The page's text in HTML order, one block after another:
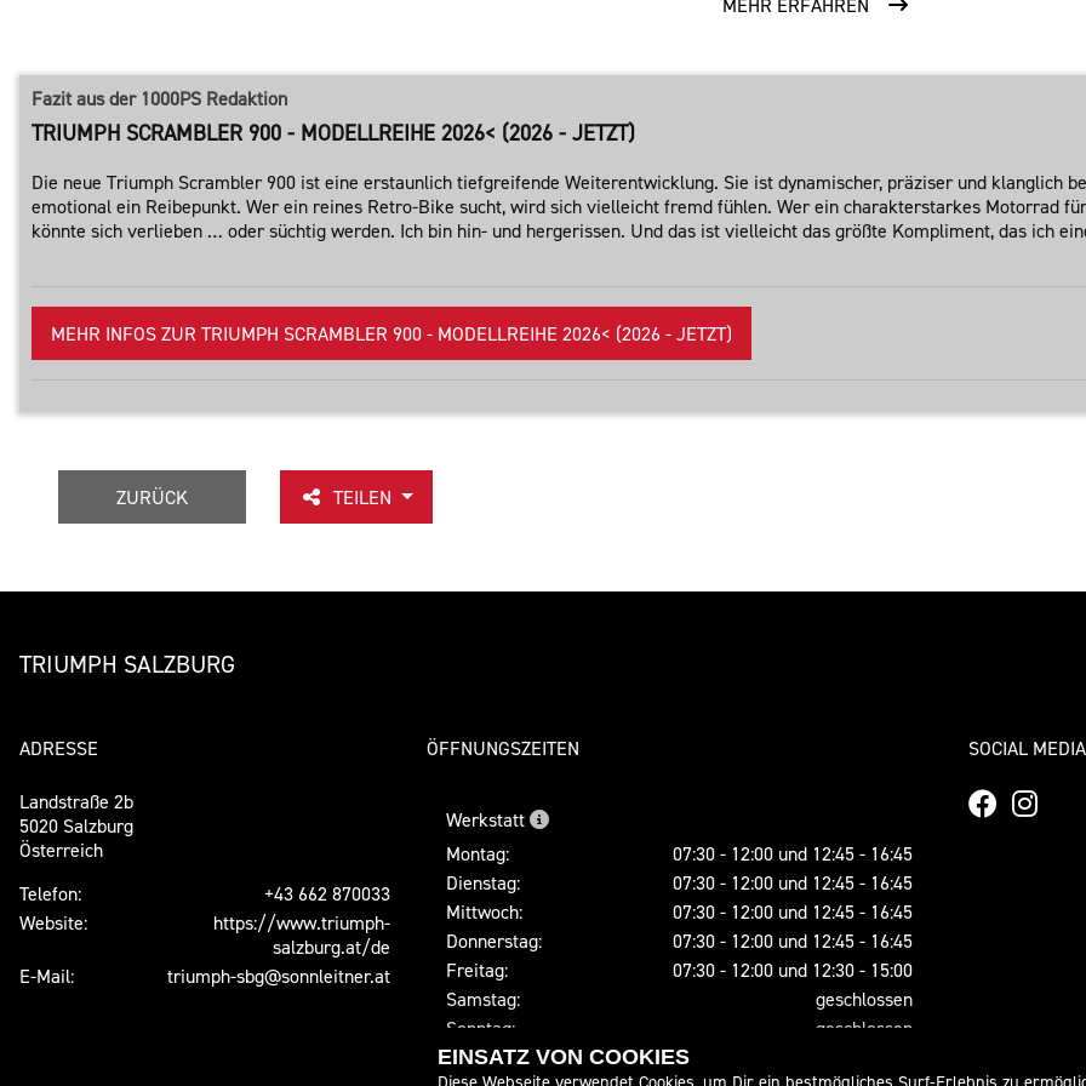
MEHR ERFAHREN
Fazit aus der 1000PS Redaktion
TRIUMPH SCRAMBLER 900 - MODELLREIHE 2026< (2026 - JETZT)
Die neue Triumph Scrambler 900 ist eine erstaunlich tiefgreifende Weiterentwicklung. Sie ist dynamischer, präziser und klanglich
emotional ein Reibepunkt. Wer ein reines Retro-Bike sucht, wird sich vielleicht fremd fühlen. Wer ein charakterstarkes Motorrad
könnte sich verlieben … oder süchtig werden. Ich bin hin- und hergerissen. Und das ist vielleicht das größte Kompliment, das ich
MEHR INFOS ZUR TRIUMPH SCRAMBLER 900 - MODELLREIHE 2026< (2026 - JETZT)
ZURÜCK TEILEN
TRIUMPH SALZBURG
ADRESSE
Landstraße 2b
5020 Salzburg
Österreich
Telefon:
+43 662 870033
Website:
https://www.triumph-
salzburg.at/de
E-Mail:
triumph-sbg@sonnleitner.at
ÖFFNUNGSZEITEN
Werkstatt
Montag:
07:30 - 12:00 und 12:45 - 16:45
Dienstag:
07:30 - 12:00 und 12:45 - 16:45
Mittwoch:
07:30 - 12:00 und 12:45 - 16:45
Donnerstag:
07:30 - 12:00 und 12:45 - 16:45
Freitag:
07:30 - 12:00 und 12:30 - 15:00
Samstag:
geschlossen
Sonntag:
geschlossen
Verkauf
SOCIAL MEDIA
EINSATZ VON COOKIES
Diese Webseite verwendet Cookies, um Dir ein bestmögliches Surf-Erlebnis zu